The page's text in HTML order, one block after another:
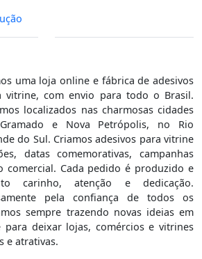
uma loja online e fábrica de adesivos
vitrine, com envio para todo o Brasil.
localizados nas charmosas cidades
e Nova Petrópolis, no Rio
do Sul. Criamos adesivos para vitrine
datas comemorativas, campanhas
comercial. Cada pedido é produzido e
carinho, atenção e dedicação.
pela confiança de todos os
sempre trazendo novas ideias em
para deixar lojas, comércios e vitrines
e atrativas.